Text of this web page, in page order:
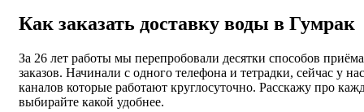
Как заказать доставку воды в Гумрак
За 26 лет работы мы перепробовали десятки способов приёма
заказов. Начинали с одного телефона и тетрадки, сейчас у
каналов которые работают круглосуточно. Расскажу про
выбирайте какой удобнее.